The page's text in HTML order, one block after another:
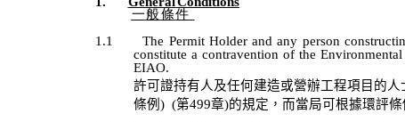
一般條件
1.1
The Permit Holder and any person
constitute a contravention of the
EIAO.
許可證持有人及任何建造或營辦工程項目的人
條例 ) (第499章)的規定，而當局可根據環評條